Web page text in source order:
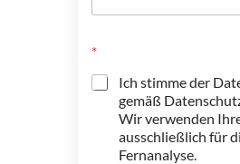
a
l
A
d
*
Ich stimme der
gemäß
Wir verwenden
ausschließlich für
Fernanalyse.